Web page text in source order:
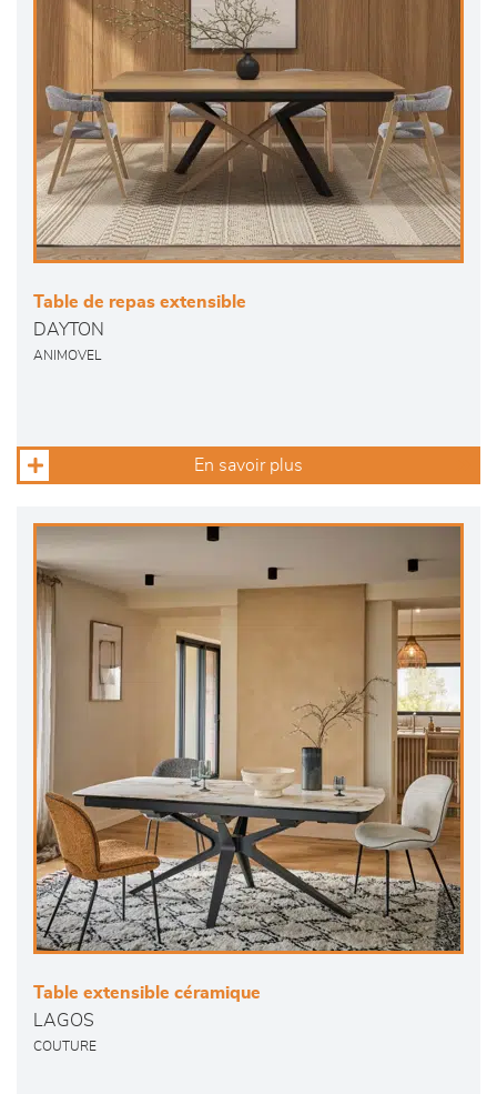
Table de repas extensible
DAYTON
ANIMOVEL
En savoir plus
Table extensible céramique
LAGOS
COUTURE